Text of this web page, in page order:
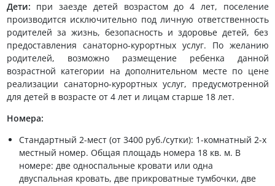
Дети: при заезде детей возрастом до 4 лет, поселение
производится исключительно под личную ответственность
родителей за жизнь, безопасность и здоровье детей, без
предоставления санаторно-курортных услуг. По желанию
родителей, возможно размещение ребенка данной
возрастной категории на дополнительном месте по цене
реализации санаторно-курортных услуг, предусмотренной
для детей в возрасте от 4 лет и лицам старше 18 лет.
Номера:
Стандартный 2-мест (от 3400 руб./сутки): 1-комнатный 2-х
местный номер. Общая площадь номера 18 кв. м. В
номере: две односпальные кровати или одна
двуспальная кровать, две прикроватные тумбочки, две